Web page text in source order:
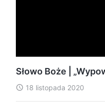
Słowo Boże |
18 listopada 2020